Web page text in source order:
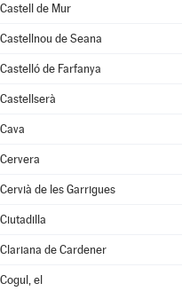
Castell de Mur
Castellnou de Seana
Castelló de Farfanya
Castellserà
Cava
Cervera
Cervià de les Garrigues
Ciutadilla
Clariana de Cardener
Cogul, el